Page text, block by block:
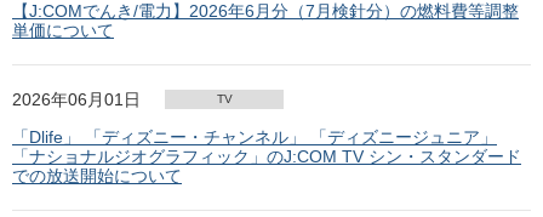
【J:COMでんき/電力】2026年6月分（7月検針分）の燃料費等調整
単価について
2026年06月01日 TV
「Dlife」 「ディズニー・チャンネル」 「ディズニージュニア」
「ナショナルジオグラフィック」のJ:COM TV シン・スタンダード
での放送開始について